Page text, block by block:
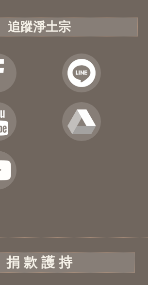
追蹤淨土宗
捐 款 護 持